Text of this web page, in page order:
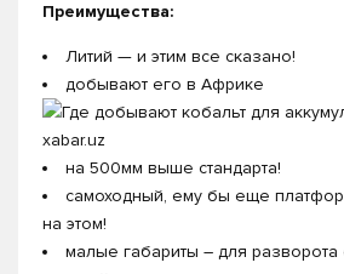
Преимущества:
Литий — и этим все сказано!
добывают его в Африке
на 500мм выше стандарта!
самоходный, ему бы еще
на этом!
малые габариты – для разворота